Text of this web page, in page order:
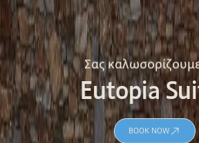
Σας
Eutopia
BOOK NOW